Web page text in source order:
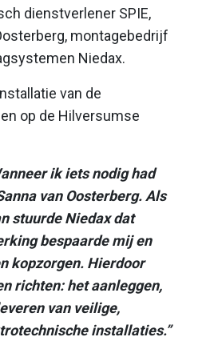
dienstverlener SPIE,
montagebedrijf
Niedax.
van de
op de Hilversumse
ik iets nodig had
van Oosterberg. Als
stuurde Niedax dat
bespaarde mij en
kopzorgen. Hierdoor
richten: het aanleggen,
van veilige,
installaties.”